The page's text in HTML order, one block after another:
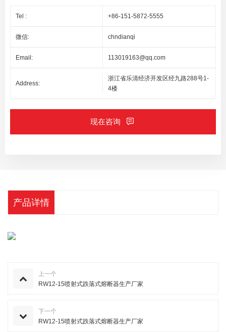
Tel : +86-151-5872-5555
微信: chndianqi
Email: 113019163@qq.com
Address:
浙江省乐清经济开发区经九路288号1-
4楼
现在咨询
产品详情
上一个
RW12-15喷射式跌落式熔断器生产厂家
下一个
RW12-15喷射式跌落式熔断器生产厂家